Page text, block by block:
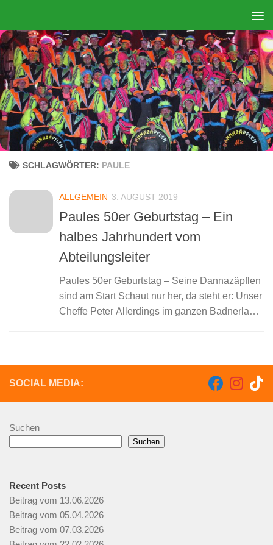
SCHLAGWÖRTER: PAULE
ALLGEMEIN 3. AUGUST 2019
Paules 50er Geburtstag – Ein
halbes Jahrhundert vom
Abteilungsleiter
Paules 50er Geburtstag – Seine Dannazäpflen
sind am Start Schaut nur her, da steht er: Unser
Cheffe Peter Allerdings im ganzen Badnerland
SOCIAL MEDIA:
Suchen
Suchen
Recent Posts
Beitrag vom 13.06.2026
Beitrag vom 05.04.2026
Beitrag vom 07.03.2026